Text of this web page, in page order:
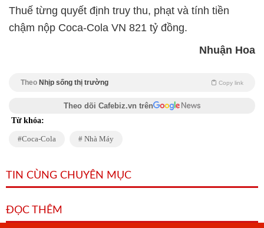
Thuế từng quyết định truy thu, phạt và tính tiền
chậm nộp Coca-Cola VN 821 tỷ đồng.
Nhuận Hoa
Theo Nhịp sống thị trường Copy link
Theo dõi Cafebiz.vn trên
Từ khóa:
Coca-Cola Nhà Máy
TIN CÙNG CHUYÊN MỤC
ĐỌC THÊM